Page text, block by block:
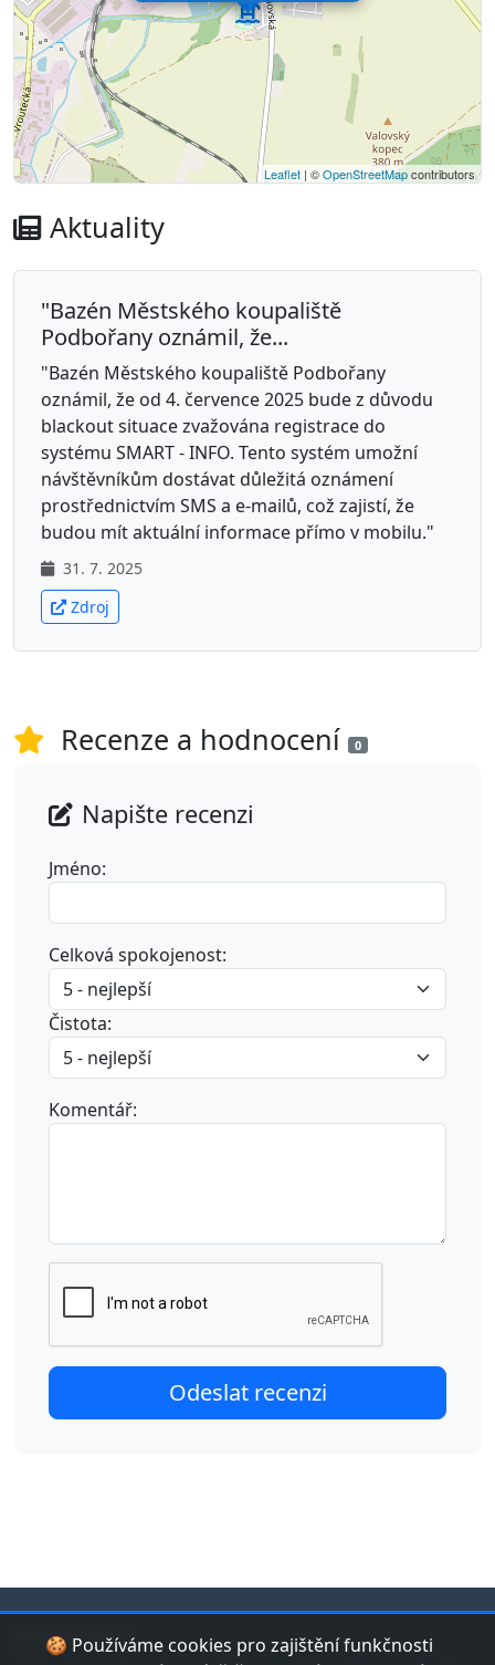
Leaflet | ©OpenStreetMapcontributors
Aktuality
"Bazén Městského koupaliště
Podbořany oznámil, že...
"Bazén Městského koupaliště Podbořany
oznámil, že od 4. července 2025 bude z důvodu
blackout situace zvažována registrace do
systému SMART - INFO. Tento systém umožní
návštěvníkům dostávat důležitá oznámení
prostřednictvím SMS a e-mailů, což zajistí, že
budou mít aktuální informace přímo v mobilu."
31. 7. 2025
Zdroj
Recenze a hodnocení 0
Napište recenzi
Jméno:
Celková spokojenost:
Čistota:
Komentář:
🍪 Používáme cookies pro zajištění funkčnosti
jduplavat.cz